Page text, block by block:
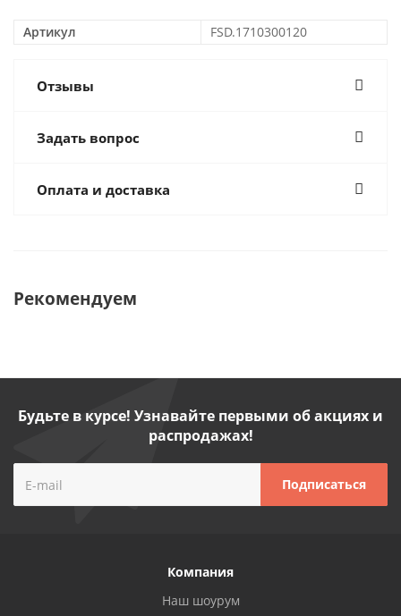
Артикул FSD.1710300120
Отзывы
Задать вопрос
Оплата и доставка
Рекомендуем
Будьте в курсе! Узнавайте первыми об акциях и
распродажах!
Компания
Наш шоурум